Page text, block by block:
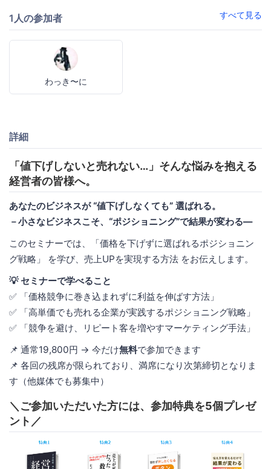
1人の参加者 すべて見る
わっき〜に
詳細
「値下げしないと売れない…」そんな悩みを抱える
経営者の皆様へ。
あなたのビジネスが “値下げしなくても” 選ばれる。
－小さなビジネスこそ、“ポジショニング”で結果が変わる―
このセミナーでは、「価格を下げずに選ばれるポジショニン
グ戦略」 を学び、売上UPを実現する方法 をお伝えします。
💡 セミナーで学べること
✅ 「価格競争に巻き込まれずに利益を伸ばす方法」
✅ 「高単価でも売れる企業が実践するポジショニング戦略」
✅ 「競争を避け、リピート客を増やすマーケティング手法」
📌 通常19,800円 → 今だけ無料で参加できます
📌 各回の残席が限られており、満席になり次第締切となりま
す（他媒体でも募集中）
＼ご参加いただいた方には、参加特典を5個プレゼ
ント／